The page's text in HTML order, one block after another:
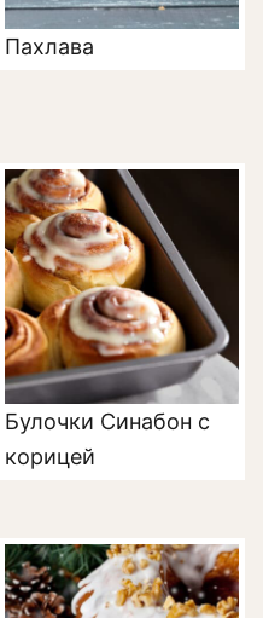
Пахлава
Булочки Синабон с
корицей